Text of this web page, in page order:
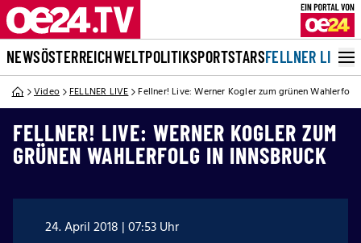
NEWSÖSTERREICHWELTPOLITIKSPORTSTARSFELLNER LIVE
Video FELLNER LIVE Fellner! Live: Werner Kogler zum grünen
FELLNER! LIVE: WERNER KOGLER ZUM
GRÜNEN WAHLERFOLG IN INNSBRUCK
24. April 2018 | 07:53 Uhr